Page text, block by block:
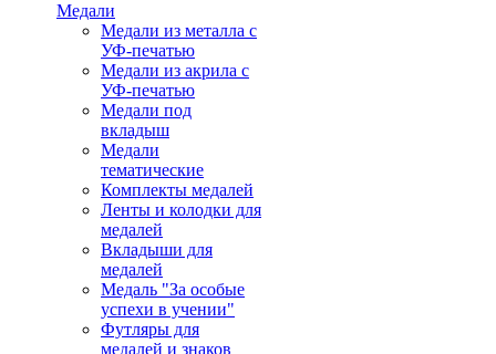
Медали
Медали из металла с
УФ-печатью
Медали из акрила с
УФ-печатью
Медали под
вкладыш
Медали
тематические
Комплекты медалей
Ленты и колодки для
медалей
Вкладыши для
медалей
Медаль "За особые
успехи в учении"
Футляры для
медалей и знаков